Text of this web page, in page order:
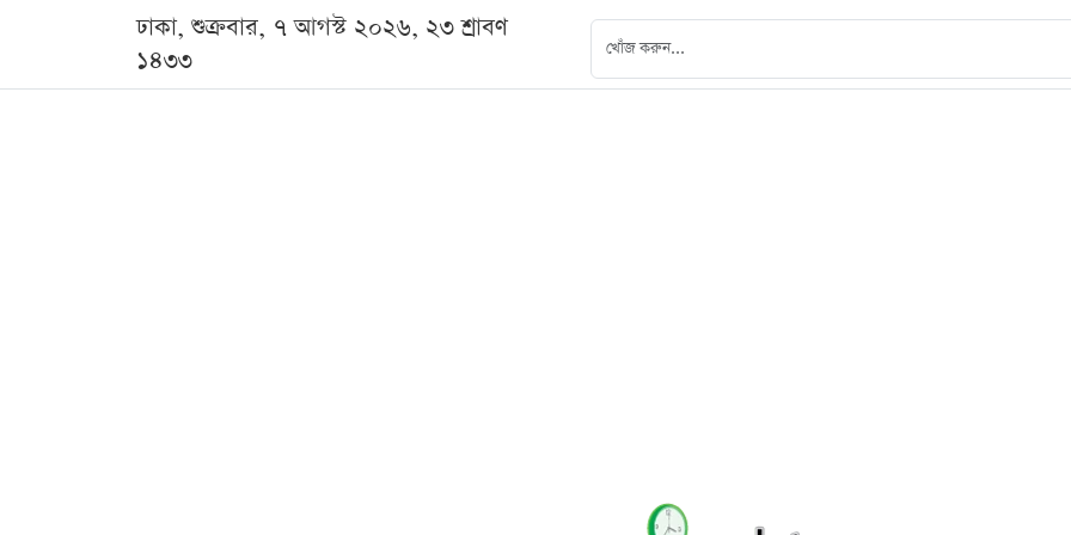
ঢাকা, শুক্রবার, ৭ আগস্ট ২০২৬, ২৩ শ্রাবণ
১৪৩৩